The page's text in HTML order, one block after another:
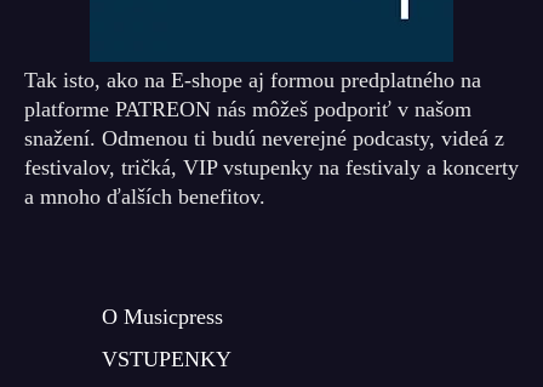
Tak isto, ako na E-shope aj formou predplatného na
platforme PATREON nás môžeš podporiť v našom
snažení. Odmenou ti budú neverejné podcasty, videá z
festivalov, tričká, VIP vstupenky na festivaly a koncerty
a mnoho ďalších benefitov.
O Musicpress
VSTUPENKY